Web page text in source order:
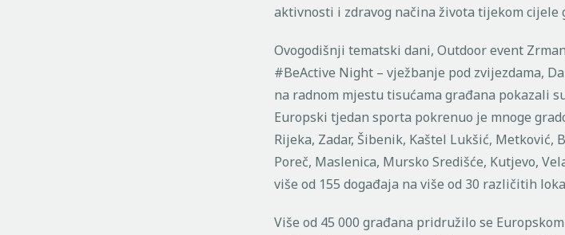
aktivnosti i zdravog načina života tijekom cijele
Ovogodišnji tematski dani, Outdoor event
#BeActive Night – vježbanje pod zvijezdama,
na radnom mjestu tisućama građana pokazali
Europski tjedan sporta pokrenuo je mnoge
Rijeka, Zadar, Šibenik, Kaštel Lukšić, Metković,
Poreč, Maslenica, Mursko Središće, Kutjevo,
više od 155 događaja na više od 30 različitih
Više od 45 000 građana pridružilo se